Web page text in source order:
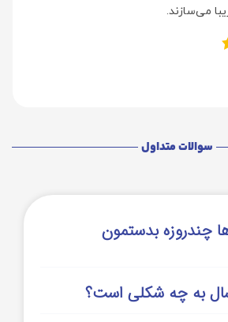
می‌سازند.
سوالات متداول
چندروزه بدستمون
به چه شکلی است؟